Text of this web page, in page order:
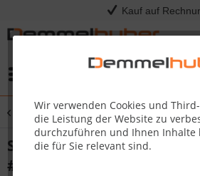
Kauf auf
Wir verwenden Cookies und
die Leistung der Website zu
durchzuführen und Ihnen Inhalte
die für Sie relevant sind.
Übersicht Sonstige Ersatzteile
SIDE SHELF END CAP LEFT
#N120-0021